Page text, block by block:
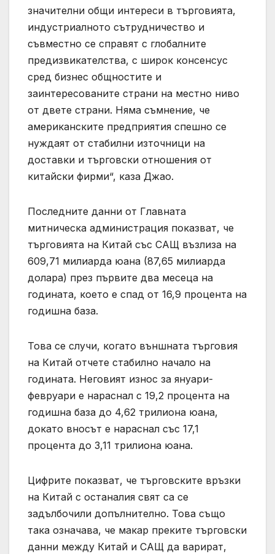
значителни общи интереси в търговията,
индустриалното сътрудничество и
съвместно се справят с глобалните
предизвикателства, с широк консенсус
сред бизнес общностите и
заинтересованите страни на местно ниво
от двете страни. Няма съмнение, че
американските предприятия спешно се
нуждаят от стабилни източници на
доставки и търговски отношения от
китайски фирми“, каза Джао.
Последните данни от Главната
митническа администрация показват, че
търговията на Китай със САЩ възлиза на
609,71 милиарда юана (87,65 милиарда
долара) през първите два месеца на
годината, което е спад от 16,9 процента на
годишна база.
Това се случи, когато външната търговия
на Китай отчете стабилно начало на
годината. Неговият износ за януари-
февруари е нараснал с 19,2 процента на
годишна база до 4,62 трилиона юана,
докато вносът е нараснал със 17,1
процента до 3,11 трилиона юана.
Цифрите показват, че търговските връзки
на Китай с останалия свят са се
задълбочили допълнително. Това също
така означава, че макар преките търговски
данни между Китай и САЩ да варират,